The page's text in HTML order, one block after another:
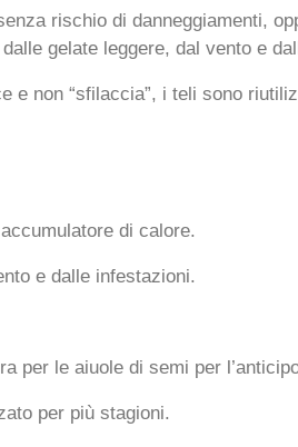
rischio di danneggiamenti,
gelate leggere, dal vento e
e non “sfilaccia”, i teli sono
di calore.
e dalle infestazioni.
per le aiuole di semi per
per più stagioni.